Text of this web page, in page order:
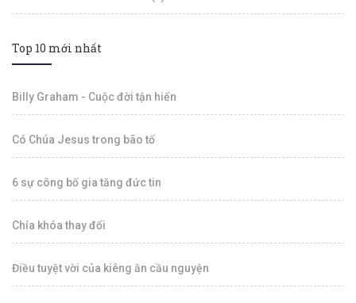
Top 10 mới nhất
Billy Graham - Cuộc đời tận hiến
Có Chúa Jesus trong bão tố
6 sự công bố gia tăng đức tin
Chía khóa thay đổi
Điều tuyệt vời của kiêng ăn cầu nguyện